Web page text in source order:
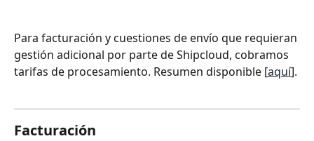
Para facturación y cuestiones de envío que requieran
gestión adicional por parte de Shipcloud, cobramos
tarifas de procesamiento. Resumen disponible [aquí].
Facturación